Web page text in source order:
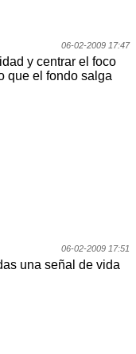
06-02-2009 17:47
y centrar el foco
que el fondo salga
06-02-2009 17:51
una señal de vida